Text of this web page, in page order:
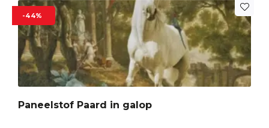
-44%
Paneelstof Paard in galop